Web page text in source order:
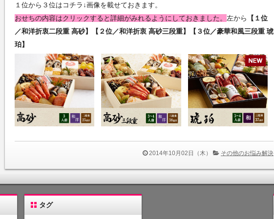
１位から３位はコチラ↓画像を載せておきます。
おせちの内容はクリックすると詳細がみれるようにしておきました。 左から
【１位
／和洋折衷二段重 高砂】【２位／和洋折衷 高砂三段重】【３位／豪華和風三段重 琥
珀】
2014年10月02日（木） その他のお悩み解決
タグ